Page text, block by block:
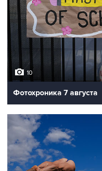
10
Фотохроника 7 августа